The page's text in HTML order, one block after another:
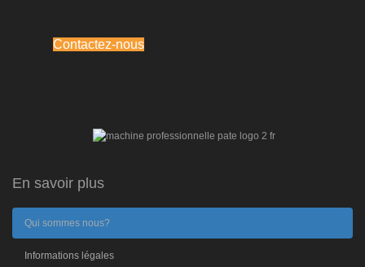
Contactez-nous
En savoir plus
Qui sommes nous?
Informations légales